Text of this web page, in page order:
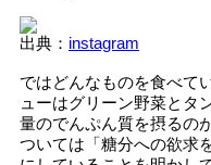
出典： instagram
ではどんなものを食べて
ューはグリーン野菜とタ
量のでんぷん質を摂るの
ついては「糖分への欲求